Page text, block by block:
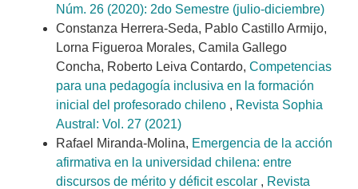
Núm. 26 (2020): 2do Semestre (julio-diciembre)
Constanza Herrera-Seda, Pablo Castillo Armijo,
Lorna Figueroa Morales, Camila Gallego
Concha, Roberto Leiva Contardo, Competencias
para una pedagogía inclusiva en la formación
inicial del profesorado chileno , Revista Sophia
Austral: Vol. 27 (2021)
Rafael Miranda-Molina, Emergencia de la acción
afirmativa en la universidad chilena: entre
discursos de mérito y déficit escolar , Revista